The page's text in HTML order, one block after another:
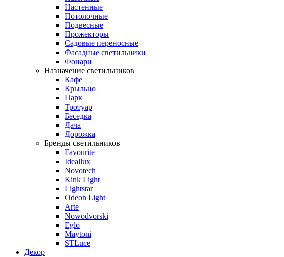
Настенные
Потолочные
Подвесные
Прожекторы
Садовые переносные
Фасадные светильники
Фонари
Назначение светильников
Кафе
Крыльцо
Парк
Тротуар
Беседка
Дача
Дорожка
Бренды светильников
Favourite
Ideallux
Novotech
Kink Light
Lightstar
Odeon Light
Arte
Nowodvorski
Eglo
Maytoni
STLuce
Декор